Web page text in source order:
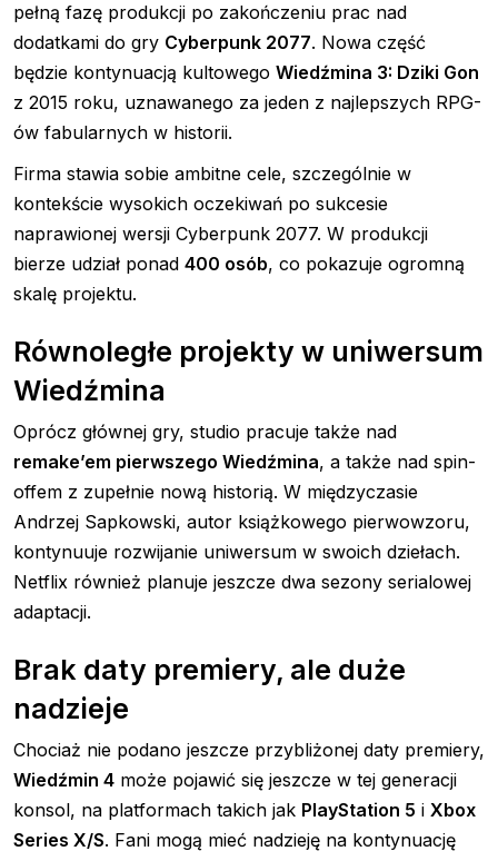
pełną fazę produkcji po zakończeniu prac nad
dodatkami do gry Cyberpunk 2077. Nowa część
będzie kontynuacją kultowego Wiedźmina 3: Dziki Gon
z 2015 roku, uznawanego za jeden z najlepszych RPG-
ów fabularnych w historii.
Firma stawia sobie ambitne cele, szczególnie w
kontekście wysokich oczekiwań po sukcesie
naprawionej wersji Cyberpunk 2077. W produkcji
bierze udział ponad 400 osób, co pokazuje ogromną
skalę projektu.
Równoległe projekty w uniwersum
Wiedźmina
Oprócz głównej gry, studio pracuje także nad
remake’em pierwszego Wiedźmina, a także nad spin-
offem z zupełnie nową historią. W międzyczasie
Andrzej Sapkowski, autor książkowego pierwowzoru,
kontynuuje rozwijanie uniwersum w swoich dziełach.
Netflix również planuje jeszcze dwa sezony serialowej
adaptacji.
Brak daty premiery, ale duże
nadzieje
Chociaż nie podano jeszcze przybliżonej daty premiery,
Wiedźmin 4 może pojawić się jeszcze w tej generacji
konsol, na platformach takich jak PlayStation 5 i Xbox
Series X/S. Fani mogą mieć nadzieję na kontynuację